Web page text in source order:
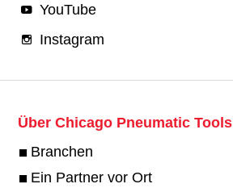
YouTube
Instagram
Über Chicago Pneumatic Tools
Branchen
Ein Partner vor Ort